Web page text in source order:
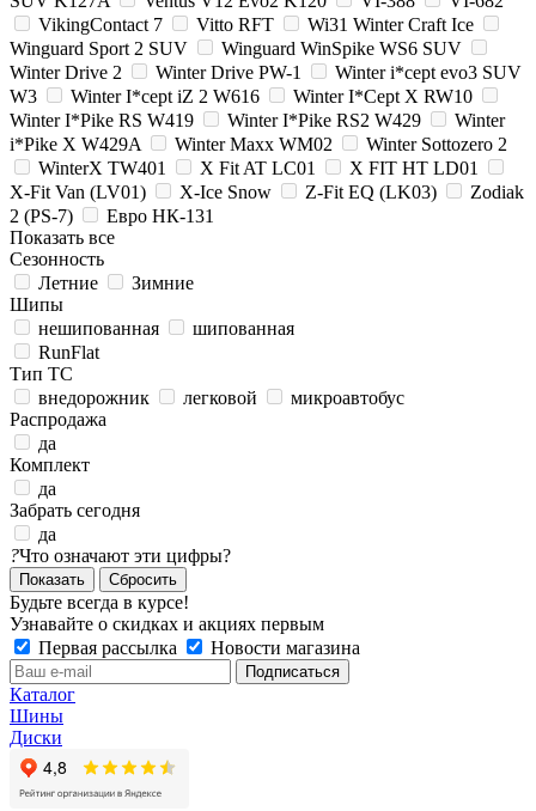
VikingContact 7
Vitto RFT
Wi31 Winter Craft Ice
Winguard Sport 2 SUV
Winguard WinSpike WS6 SUV
Winter Drive 2
Winter Drive PW-1
Winter i*cept evo3 SUV
W3
Winter I*cept iZ 2 W616
Winter I*Cept X RW10
Winter I*Pike RS W419
Winter I*Pike RS2 W429
Winter
i*Pike X W429A
Winter Maxx WM02
Winter Sottozero 2
WinterX TW401
X Fit AT LC01
X FIT HT LD01
X-Fit Van (LV01)
X-Ice Snow Z-Fit EQ (LK03)
Zodiak
2 (PS-7)
Евро НК-131
Показать все
Сезонность
Летние
Зимние
Шипы
нешипованная
шипованная
RunFlat
Тип ТС
внедорожник
легковой
микроавтобус
Распродажа
да
Комплект
да
Забрать сегодня
да
?Что означают эти цифры?
Сбросить
Будьте всегда в курсе!
Узнавайте о скидках и акциях первым
Первая рассылка
Новости магазина
Каталог
Шины
Диски